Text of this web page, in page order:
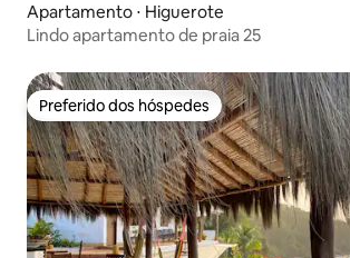
Apartamento ⋅ Higuerote
Lindo apartamento de praia 25
Preferido dos hóspedes
Preferido dos hóspedes